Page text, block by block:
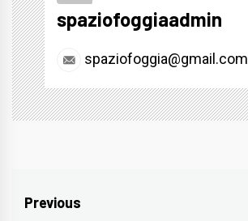
spaziofoggiaadmin
spaziofoggia@gmail.com
Navigazione
Previous